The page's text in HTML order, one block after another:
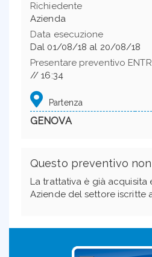
Richiedente
Azienda
Data esecuzione
Dal 01/08/18 al 20/08/18
Presentare preventivo
// 16:34
Partenza
GENOVA
Questo preventivo
La trattativa è già acquisita
Aziende del settore iscritte